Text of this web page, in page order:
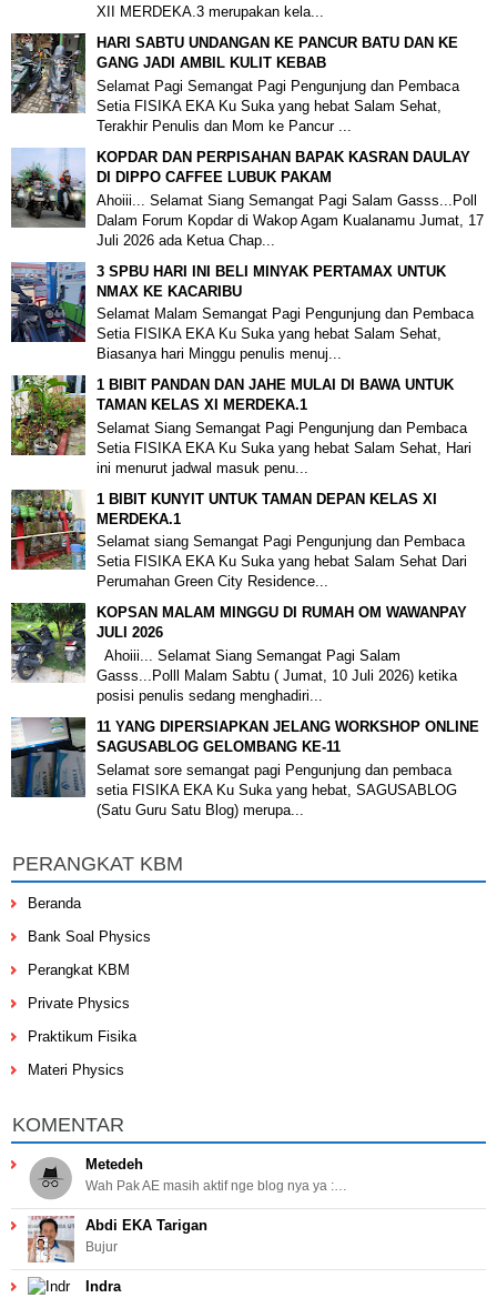
XII MERDEKA.3 merupakan kela...
HARI SABTU UNDANGAN KE PANCUR BATU DAN KE
GANG JADI AMBIL KULIT KEBAB
Selamat Pagi Semangat Pagi Pengunjung dan Pembaca
Setia FISIKA EKA Ku Suka yang hebat Salam Sehat,
Terakhir Penulis dan Mom ke Pancur ...
KOPDAR DAN PERPISAHAN BAPAK KASRAN DAULAY
DI DIPPO CAFFEE LUBUK PAKAM
Ahoiii... Selamat Siang Semangat Pagi Salam Gasss...Poll
Dalam Forum Kopdar di Wakop Agam Kualanamu Jumat, 17
Juli 2026 ada Ketua Chap...
3 SPBU HARI INI BELI MINYAK PERTAMAX UNTUK
NMAX KE KACARIBU
Selamat Malam Semangat Pagi Pengunjung dan Pembaca
Setia FISIKA EKA Ku Suka yang hebat Salam Sehat,
Biasanya hari Minggu penulis menuj...
1 BIBIT PANDAN DAN JAHE MULAI DI BAWA UNTUK
TAMAN KELAS XI MERDEKA.1
Selamat Siang Semangat Pagi Pengunjung dan Pembaca
Setia FISIKA EKA Ku Suka yang hebat Salam Sehat, Hari
ini menurut jadwal masuk penu...
1 BIBIT KUNYIT UNTUK TAMAN DEPAN KELAS XI
MERDEKA.1
Selamat siang Semangat Pagi Pengunjung dan Pembaca
Setia FISIKA EKA Ku Suka yang hebat Salam Sehat Dari
Perumahan Green City Residence...
KOPSAN MALAM MINGGU DI RUMAH OM WAWANPAY
JULI 2026
Ahoiii... Selamat Siang Semangat Pagi Salam
Gasss...Polll Malam Sabtu ( Jumat, 10 Juli 2026) ketika
posisi penulis sedang menghadiri...
11 YANG DIPERSIAPKAN JELANG WORKSHOP ONLINE
SAGUSABLOG GELOMBANG KE-11
Selamat sore semangat pagi Pengunjung dan pembaca
setia FISIKA EKA Ku Suka yang hebat, SAGUSABLOG
(Satu Guru Satu Blog) merupa...
PERANGKAT KBM
Beranda
Bank Soal Physics
Perangkat KBM
Private Physics
Praktikum Fisika
Materi Physics
KOMENTAR
Metedeh
Wah Pak AE masih aktif nge blog nya ya :…
Abdi EKA Tarigan
Bujur
Indra